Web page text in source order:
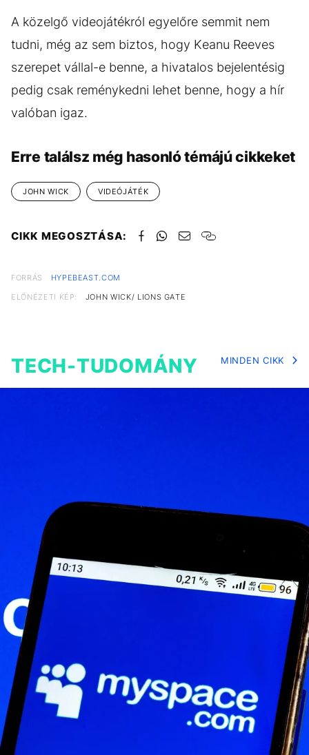
A közelgő videojátékról egyelőre semmit nem
tudni, még az sem biztos, hogy Keanu Reeves
szerepet vállal-e benne, a hivatalos bejelentésig
pedig csak reménykedni lehet benne, hogy a hír
valóban igaz.
Erre találsz még hasonló témájú cikkeket
JOHN WICK VIDEÓJÁTÉK
CIKK MEGOSZTÁSA:
FORRÁS
HYPEBEAST.COM
ELŐNÉZETI KÉP:
JOHN WICK/ LIONS GATE
TECH-TUDOMÁNY MINDEN CIKK